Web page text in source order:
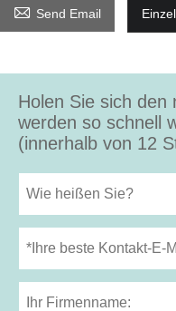
 Send Email
Holen Sie sich den
werden so schnell
(innerhalb von 12